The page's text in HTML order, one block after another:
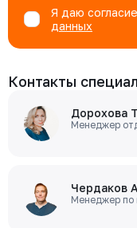
Я даю
данных
Контакты
Дорохова
Менеджер
Чердаков
Менеджер по